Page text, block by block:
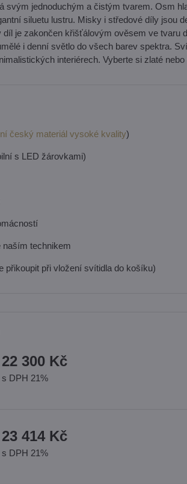
svým jednoduchým a čistým tvarem. Osm
siluetu lustru. Misky i středové díly jsou
je zakončen křišťálovým ověsem ve tvaru
i denní světlo do všech barev spektra.
interiérech. Vyberte si zlaté
český materiál vysoké kvality)
s LED žárovkami)
naším technikem
přikoupit při vložení svítidla do košíku)
22 300 Kč
s DPH 21%
23 414 Kč
s DPH 21%